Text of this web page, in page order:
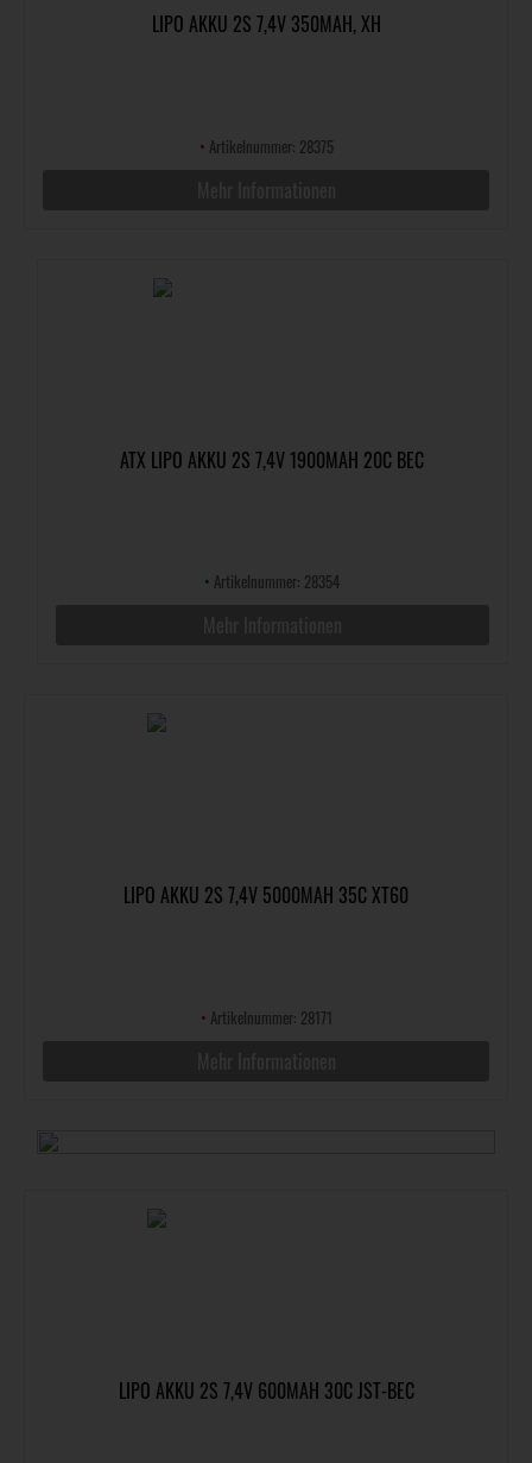
LIPO AKKU 2S 7,4V 350MAH, XH
• Artikelnummer: 28375
ATX LIPO AKKU 2S 7,4V 1900MAH 20C BEC
• Artikelnummer: 28354
LIPO AKKU 2S 7,4V 5000MAH 35C XT60
• Artikelnummer: 28171
LIPO AKKU 2S 7,4V 600MAH 30C JST-BEC